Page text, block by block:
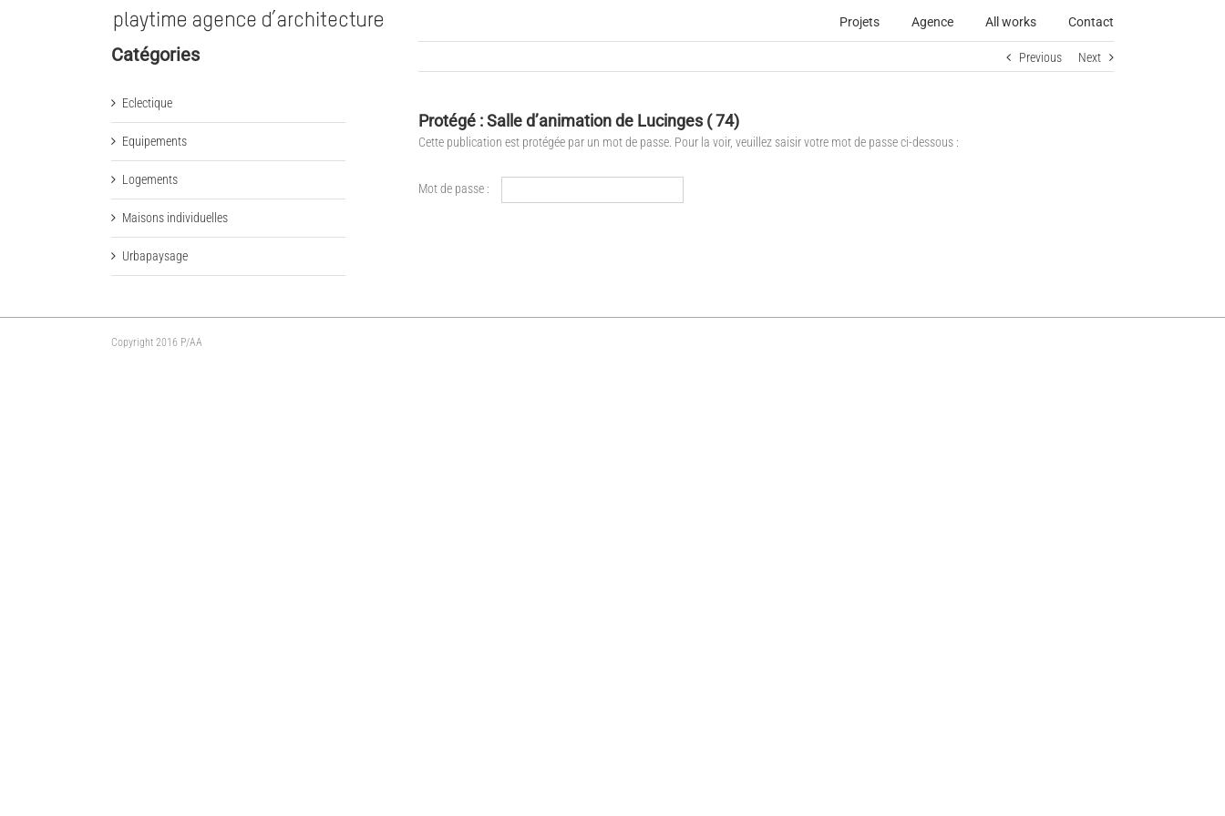
Projets Agence All works Contact
Previous Next
Protégé : Salle d’animation de Lucinges ( 74)
Cette publication est protégée par un mot de passe. Pour la voir, veuillez saisir votre mot de passe ci-dessous :
Mot de passe :
Catégories
Eclectique
Equipements
Logements
Maisons individuelles
Urbapaysage
Copyright 2016 P/AA